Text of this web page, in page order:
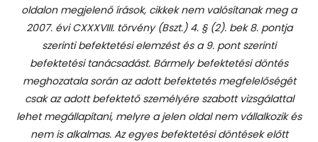
oldalon megjelenő írások, cikkek nem valósítanak meg a
2007. évi CXXXVIII. törvény (Bszt.) 4. § (2). bek 8. pontja
szerinti befektetési elemzést és a 9. pont szerinti
befektetési tanácsadást. Bármely befektetési döntés
meghozatala során az adott befektetés megfelelőségét
csak az adott befektető személyére szabott vizsgálattal
lehet megállapítani, melyre a jelen oldal nem vállalkozik és
nem is alkalmas. Az egyes befektetési döntések előtt